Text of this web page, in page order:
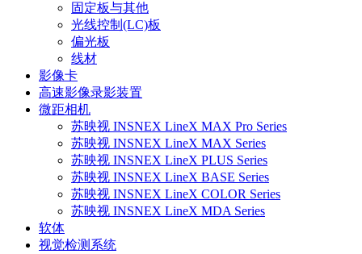
固定板与其他
光线控制(LC)板
偏光板
线材
影像卡
高速影像录影装置
微距相机
苏映视 INSNEX LineX MAX Pro Series
苏映视 INSNEX LineX MAX Series
苏映视 INSNEX LineX PLUS Series
苏映视 INSNEX LineX BASE Series
苏映视 INSNEX LineX COLOR Series
苏映视 INSNEX LineX MDA Series
软体
视觉检测系统